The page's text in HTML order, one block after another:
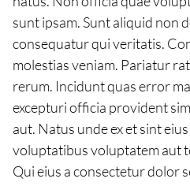
sunt ipsam. Sunt aliquid non
consequatur qui veritatis.
molestias veniam. Pariatur
rerum. Incidunt quas error
excepturi officia provident
aut. Natus unde ex et sint
voluptatibus voluptatem aut
Qui eius a consectetur dolor